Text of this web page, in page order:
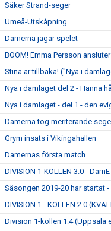
Säker Strand-seger
Umeå-Utskåpning
Damerna jagar spelet
BOOM! Emma Persson
Stina är tillbaka! ("Nya i
Nya i damlaget del 2 - Hanna
Nya i damlaget - del 1 - den
Damerna tog meriterande
Grym insats i Vikingahallen
Damernas första match
DIVISION 1-KOLLEN 3.0 -
Säsongen 2019-20 har startat
DIVISION 1 - KOLLEN 2.0
Division 1-kollen 1:4 (Uppsala